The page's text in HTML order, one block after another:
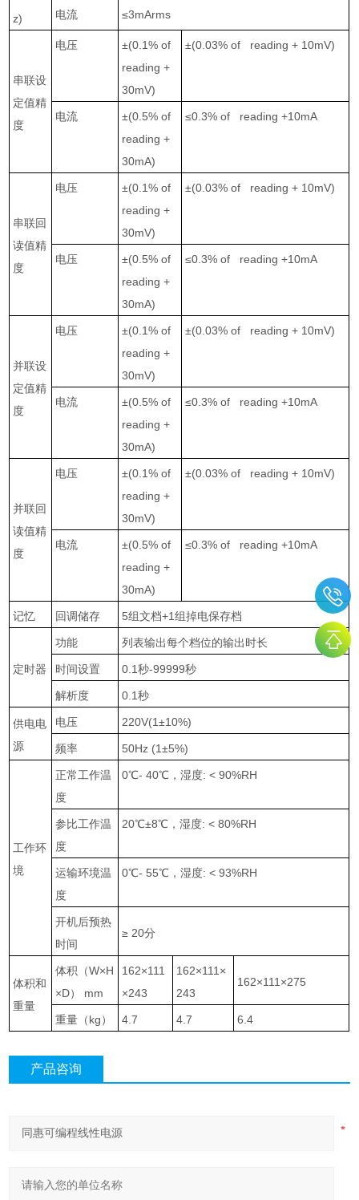
z)
电流 ≤3mArms
串联设
定值精
度
电压
±(0.1% of
reading +
30mV)
±(0.03% of reading + 10mV)
电流
±(0.5% of
reading +
30mA)
≤0.3% of reading +10mA
串联回
读值精
度
电压
±(0.1% of
reading +
30mV)
±(0.03% of reading + 10mV)
电压
±(0.5% of
reading +
30mA)
≤0.3% of reading +10mA
并联设
定值精
度
电压
±(0.1% of
reading +
30mV)
±(0.03% of reading + 10mV)
电流
±(0.5% of
reading +
30mA)
≤0.3% of reading +10mA
并联回
读值精
度
电压
±(0.1% of
reading +
30mV)
±(0.03% of reading + 10mV)
电流
±(0.5% of
reading +
30mA)
≤0.3% of reading +10mA
记忆 回调储存 5组文档+1组掉电保存档
定时器
功能 列表输出每个档位的输出时长
时间设置 0.1秒-99999秒
解析度 0.1秒
供电电
源
电压 220V(1±10%)
频率 50Hz (1±5%)
工作环
境
正常工作温
度
0℃- 40℃，湿度: < 90%RH
参比工作温
度
20℃±8℃，湿度: < 80%RH
运输环境温
度
0℃- 55℃，湿度: < 93%RH
开机后预热
时间
≥ 20分
体积和
重量
体积（W×H
×D） mm
162×111
×243
162×111×
243
162×111×275
重量（kg） 4.7 4.7 6.4
产品咨询